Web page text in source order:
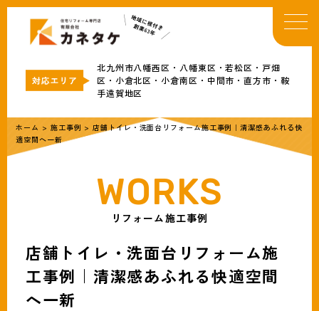
TOP
イベント・お知らせ
カネタケについて
補助金情報
リフォームメニュー
会社概要
無料見積・お問合わせ
北九州市八幡西区・八幡東区・若松区・戸畑
区・小倉北区・小倉南区・中間市・直方市・鞍
手遠賀地区
ホーム > 施工事例 >店舗トイレ・洗面台リフォーム施工事例｜清潔感あふれる快
適空間へ一新
リフォーム施工事例
店舗トイレ・洗面台リフォーム施
工事例｜清潔感あふれる快適空間
へ一新